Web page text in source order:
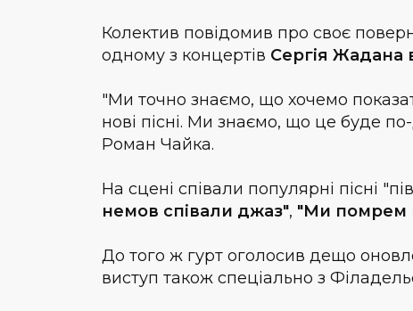
Колектив повідомив про своє
одному з концертів Сергія Жадана
"Ми точно знаємо, що хочемо
нові пісні. Ми знаємо, що це буде
Роман Чайка.
На сцені співали популярні пісні
немов співали джаз", "Ми помрем
До того ж гурт оголосив дещо
виступ також спеціально з